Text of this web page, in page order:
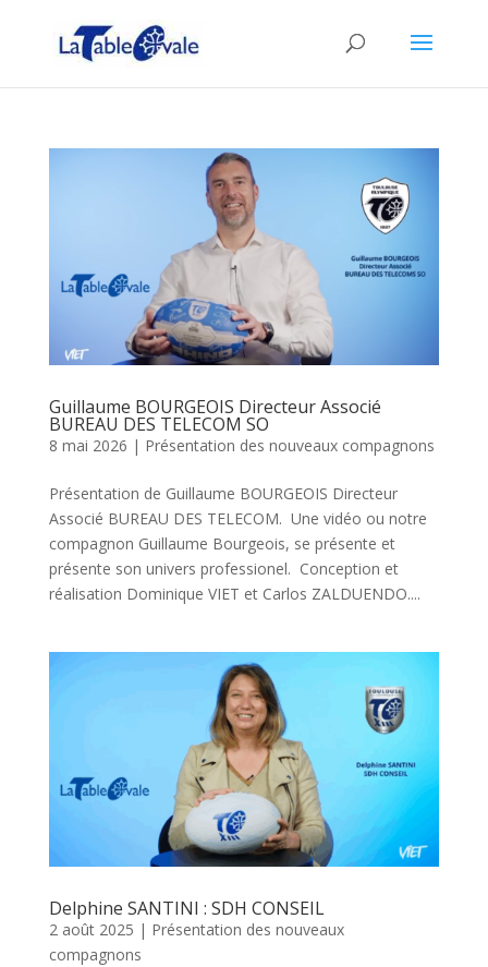
Guillaume BOURGEOIS Directeur Associé
BUREAU DES TELECOM SO
8 mai 2026 | Présentation des nouveaux compagnons
Présentation de Guillaume BOURGEOIS Directeur
Associé BUREAU DES TELECOM. Une vidéo ou notre
compagnon Guillaume Bourgeois, se présente et
présente son univers professionel. Conception et
réalisation Dominique VIET et Carlos ZALDUENDO....
Delphine SANTINI : SDH CONSEIL
2 août 2025 | Présentation des nouveaux
compagnons